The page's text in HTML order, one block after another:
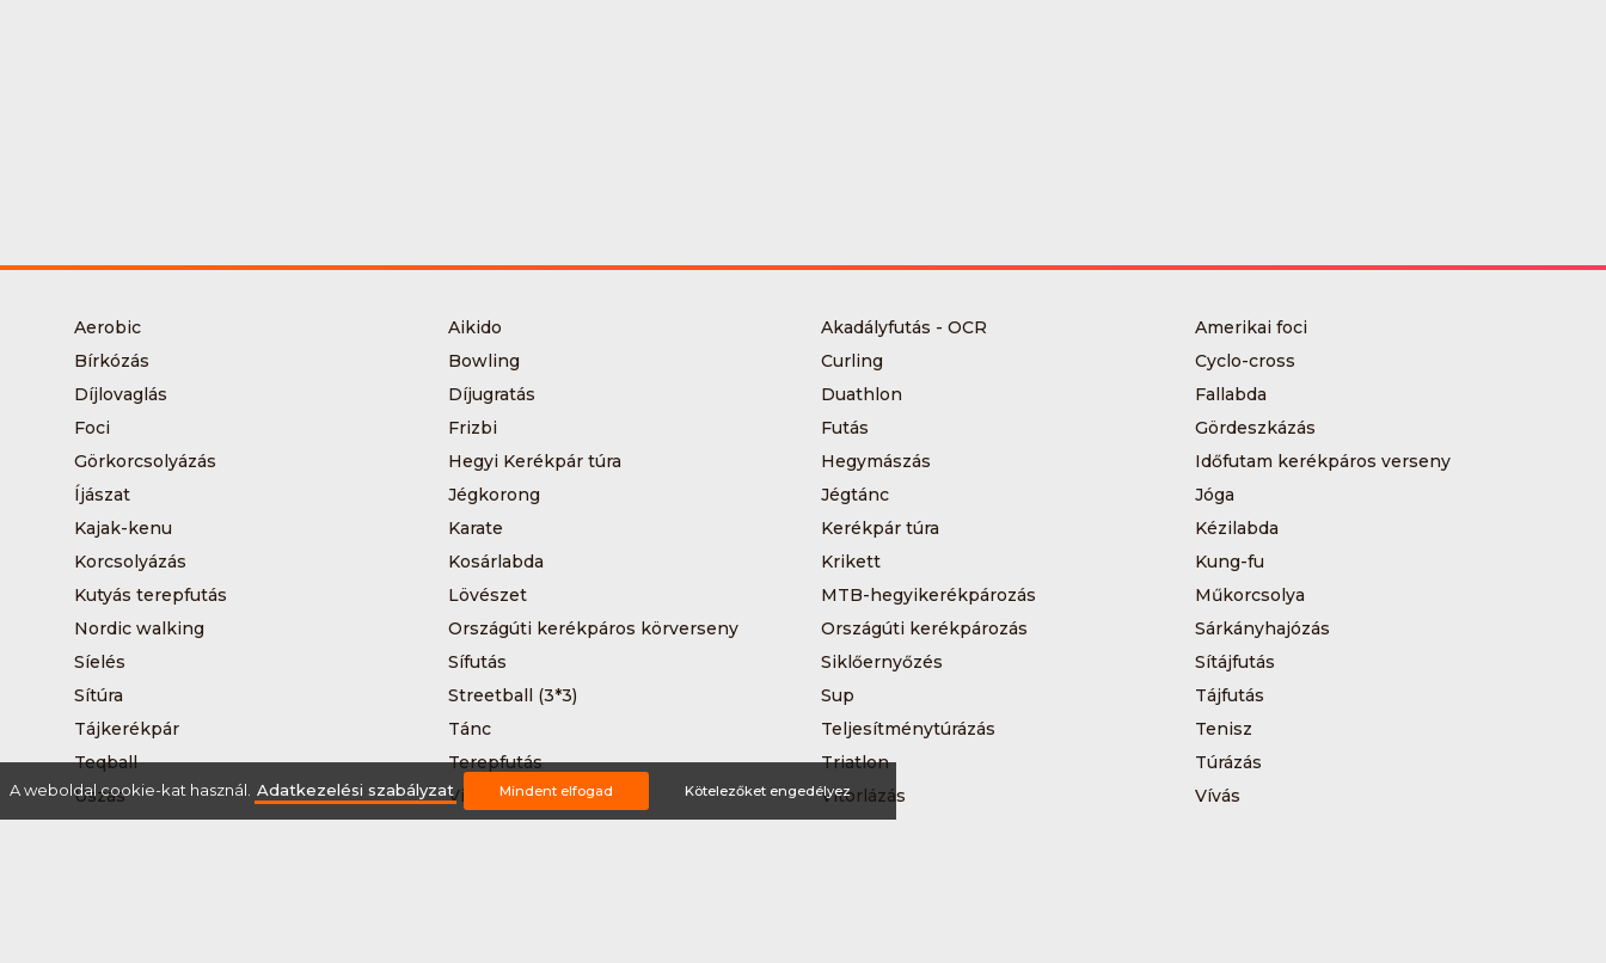
Aerobic Aikido Akadályfutás - OCR
Amerikai foci
Bírkózás
Bowling Curling
Cyclo-cross
Díjlovaglás
Díjugratás Duathlon
Fallabda
Foci
Frizbi Futás
Gördeszkázás
Görkorcsolyázás
Hegyi Kerékpár túra Hegymászás
Időfutam kerékpáros verseny
Íjászat
Jégkorong Jégtánc
Jóga
Kajak-kenu
Karate Kerékpár túra
Kézilabda
Korcsolyázás
Kosárlabda Krikett
Kung-fu
Kutyás terepfutás
Lövészet MTB-hegyikerékpározás
Műkorcsolya
Nordic walking
Országúti kerékpáros körverseny Országúti kerékpározás
Sárkányhajózás
Síelés
Sífutás Siklőernyőzés
Sítájfutás
Sítúra
Streetball (3*3) Sup
Tájfutás
Tájkerékpár
Tánc Teljesítménytúrázás
Tenisz
Teqball
Terepfutás Triatlon
Túrázás
Úszás
Via-ferrata Vitorlázás
Vívás
A weboldal cookie-kat használ. Adatkezelési szabályzat Mindent elfogad Kötelezőket engedélyez